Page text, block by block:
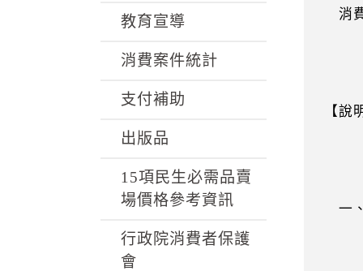
教育宣導
消費案件統計
支付補助
出版品
15項民生必需品賣
場價格參考資訊
行政院消費者保護
會
消
【說
一